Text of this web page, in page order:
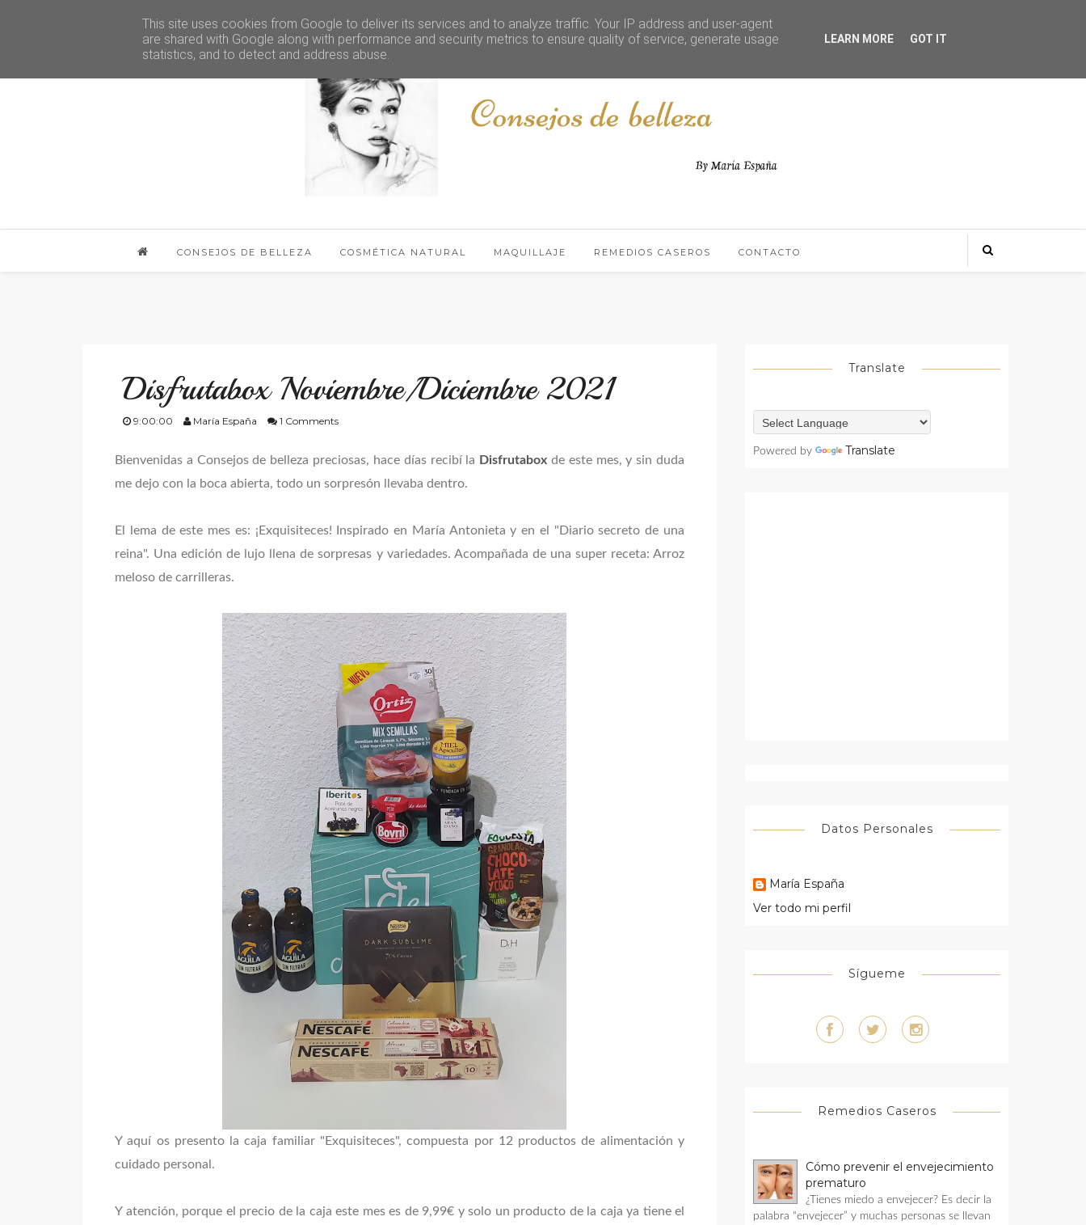
CONSEJOS DE BELLEZA COSMÉTICA NATURAL MAQUILLAJE REMEDIOS CASEROS CONTACTO
Disfrutabox Noviembre/Diciembre 2021
9:00:00 María España 1 Comments
Bienvenidas a Consejos de belleza preciosas, hace días recibí la Disfrutabox de este mes, y sin duda
me dejo con la boca abierta, todo un sorpresón llevaba dentro.
El lema de este mes es: ¡Exquisiteces! Inspirado en María Antonieta y en el "Diario secreto de una
reina". Una edición de lujo llena de sorpresas y variedades. Acompañada de una super receta: Arroz
meloso de carrilleras.
Y aquí os presento la caja familiar "Exquisiteces", compuesta por 12 productos de alimentación y
cuidado personal.
Y atención, porque el precio de la caja este mes es de 9,99€ y solo un producto de la caja ya tiene el
Translate
Powered by Translate
Datos Personales
María España
Ver todo mi perfil
Sígueme
Remedios Caseros
Cómo prevenir el envejecimiento
prematuro
¿Tienes miedo a envejecer? Es decir la
palabra “envejecer” y muchas personas se llevan
This site uses cookies from Google to deliver its services and to analyze traffic. Your IP address and user-agent
are shared with Google along with performance and security metrics to ensure quality of service, generate usage
statistics, and to detect and address abuse.
LEARN MORE GOT IT